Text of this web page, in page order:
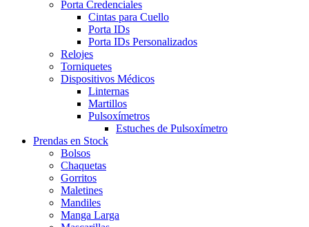
Porta Credenciales
Cintas para Cuello
Porta IDs
Porta IDs Personalizados
Relojes
Torniquetes
Dispositivos Médicos
Linternas
Martillos
Pulsoxímetros
Estuches de Pulsoxímetro
Prendas en Stock
Bolsos
Chaquetas
Gorritos
Maletines
Mandiles
Manga Larga